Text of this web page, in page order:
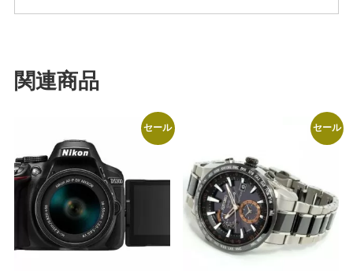
関連商品
セール セール